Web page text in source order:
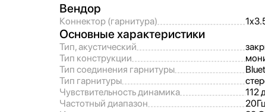
Вендор
Коннектор (гарнитура)
Основные характеристики
Тип, акустический
Тип конструкции
Тип соединения гарнитуры
Тип гарнитуры
Чувствительность динамика
112
Частотный диапазон